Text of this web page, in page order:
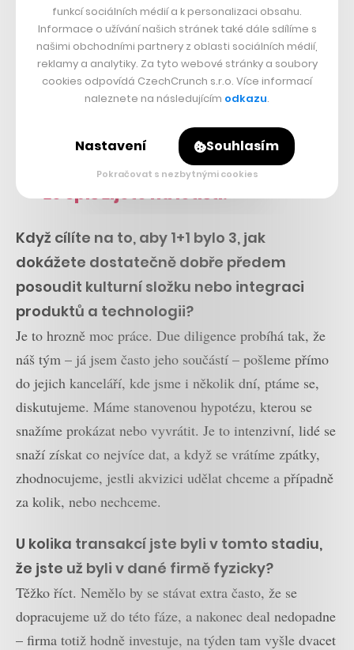
inovace nabízí. Celkem jde o „miliony“ faktorů včetně
kulturní kompatibility týmů nebo technologické
integrace.
Cestování je samozřejmě
zpestření, ale všichni si
představují, že v Paříži u Eiffelovky
piju šampaňské. Realita je taková,
že spíš žijete na letišti.
Když cílíte na to, aby 1+1 bylo 3, jak
dokážete dostatečně dobře předem
posoudit kulturní složku nebo integraci
produktů a technologii?
Je to hrozně moc práce. Due diligence probíhá tak, že
náš tým – já jsem často jeho součástí – pošleme přímo
do jejich kanceláří, kde jsme i několik dní, ptáme se,
diskutujeme. Máme stanovenou hypotézu, kterou se
snažíme prokázat nebo vyvrátit. Je to intenzivní, lidé se
snaží získat co nejvíce dat, a když se vrátíme zpátky,
zhodnocujeme, jestli akvizici udělat chceme a případně
za kolik, nebo nechceme.
U kolika transakcí jste byli v tomto stadiu,
že jste už byli v dané firmě fyzicky?
Těžko říct. Nemělo by se stávat extra často, že se
dopracujeme už do této fáze, a nakonec deal nedopadne
– firma totiž hodně investuje, na týden tam vyšle dvacet
funkcí sociálních médií a k personalizaci obsahu.
Informace o užívání našich stránek také dále sdílíme s
našimi obchodními partnery z oblasti sociálních médií,
reklamy a analytiky. Za tyto webové stránky a soubory
cookies odpovídá CzechCrunch s.r.o. Více informací
naleznete na následujícím odkazu.
Nastavení Souhlasím
Pokračovat s nezbytnými cookies